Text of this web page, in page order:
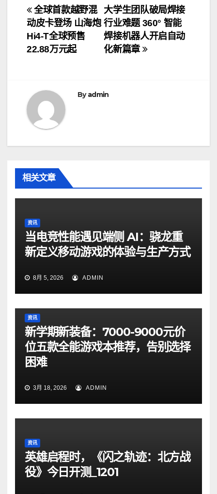
文
章
导
大学生团队破局焊接
行业难题 360° 智能
焊接机器人开启自动
化新篇章
全球首款越野混
动皮卡登场 山海炮
Hi4-T全球预售
22.88万元起
Byadmin
相关文章
资讯
当电竞性能遇见端侧 AI：骁龙重
新定义移动游戏的体验与生产方式
8月 5, 2026 ADMIN
资讯
新学期新装备：7000-9000元价
位五款全能游戏本推荐，告别选择
困难
3月 18, 2026 ADMIN
资讯
英雄启程时，《闪之轨迹：北方战
役》今日开测_1201